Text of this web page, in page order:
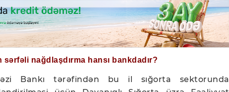
sərfəli nağdlaşdırma hansı bankdadır?
Bankı tərəfindən bu il sığorta sektorunda